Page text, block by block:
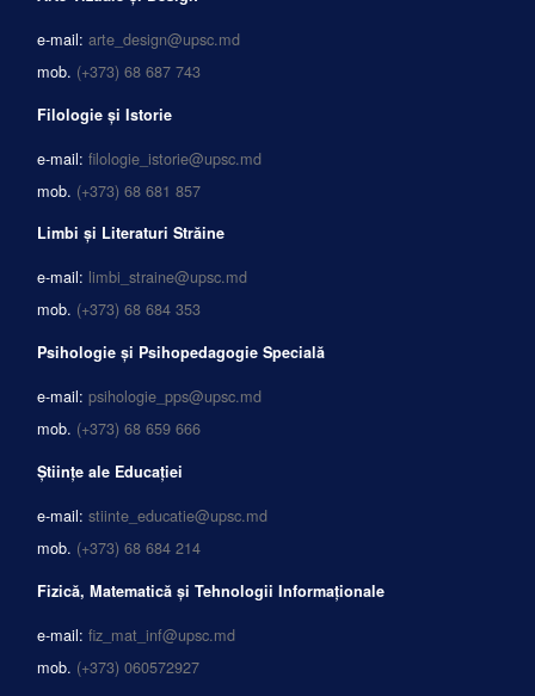
e-mail: arte_design@upsc.md
mob. (+373) 68 687 743
Filologie și Istorie
e-mail: filologie_istorie@upsc.md
mob. (+373) 68 681 857
Limbi și Literaturi Străine
e-mail: limbi_straine@upsc.md
mob. (+373) 68 684 353
Psihologie și Psihopedagogie Specială
e-mail: psihologie_pps@upsc.md
mob. (+373) 68 659 666
Științe ale Educației
e-mail: stiinte_educatie@upsc.md
mob. (+373) 68 684 214
Fizică, Matematică și Tehnologii Informaționale
e-mail: fiz_mat_inf@upsc.md
mob. (+373) 060572927